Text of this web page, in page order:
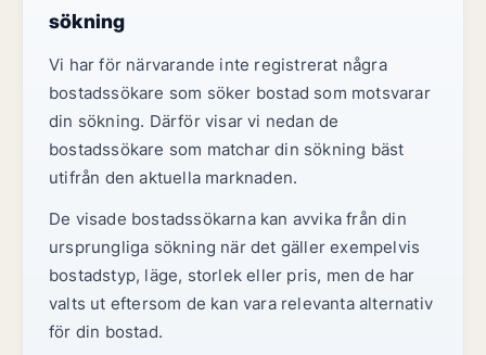
sökning
Vi har för närvarande inte registrerat några
bostadssökare som söker bostad som motsvarar
din sökning. Därför visar vi nedan de
bostadssökare som matchar din sökning bäst
utifrån den aktuella marknaden.
De visade bostadssökarna kan avvika från din
ursprungliga sökning när det gäller exempelvis
bostadstyp, läge, storlek eller pris, men de har
valts ut eftersom de kan vara relevanta alternativ
för din bostad.